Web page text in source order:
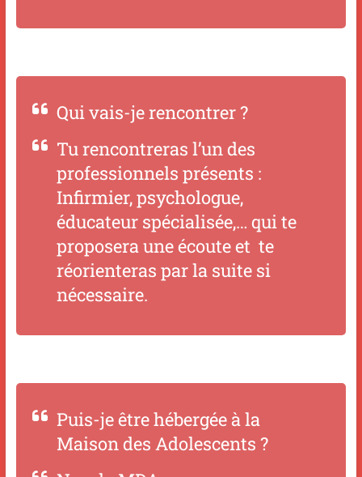
Qui vais-je rencontrer ?
Tu rencontreras l’un des
professionnels présents :
Infirmier, psychologue,
éducateur spécialisée,… qui te
proposera une écoute et te
réorienteras par la suite si
nécessaire.
Puis-je être hébergée à la
Maison des Adolescents ?